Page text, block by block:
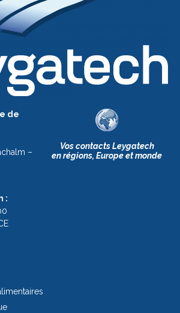
de
–
:
Vos contacts Leygatech
en régions, Europe et monde